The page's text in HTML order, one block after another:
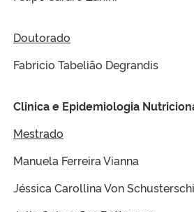
Doutorado
Fabricio Tabelião Degrandis
Clinica e Epidemiologia
Mestrado
Manuela Ferreira Vianna
Jéssica Carollina Von